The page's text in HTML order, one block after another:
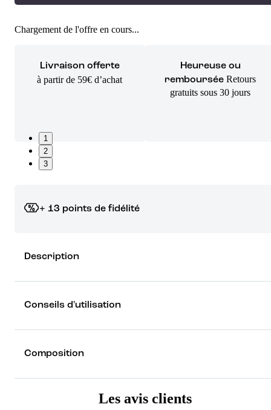
Chargement de l'offre en cours...
Livraison offerte
à partir de 59€ d’achat
Heureuse ou
remboursée Retours
gratuits sous 30 jours
1
2
3
+ 13 points de fidélité
rêver !
Découvrez les récompenses
Description
Conseils d'utilisation
Composition
Les avis clients